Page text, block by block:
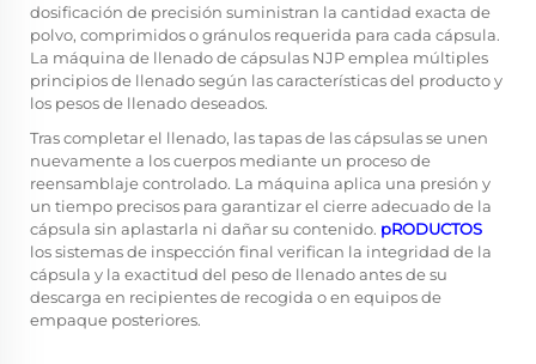
dosificación de precisión suministran la cantidad exacta de
polvo, comprimidos o gránulos requerida para cada cápsula.
La máquina de llenado de cápsulas NJP emplea múltiples
principios de llenado según las características del producto y
los pesos de llenado deseados.
Tras completar el llenado, las tapas de las cápsulas se unen
nuevamente a los cuerpos mediante un proceso de
reensamblaje controlado. La máquina aplica una presión y
un tiempo precisos para garantizar el cierre adecuado de la
cápsula sin aplastarla ni dañar su contenido. pRODUCTOS
los sistemas de inspección final verifican la integridad de la
cápsula y la exactitud del peso de llenado antes de su
descarga en recipientes de recogida o en equipos de
empaque posteriores.